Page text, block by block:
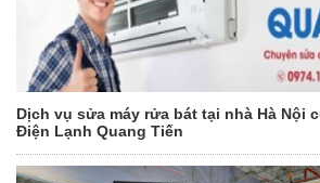
Dịch vụ sửa máy rửa bát tại nhà Hà Nội
Điện Lạnh Quang Tiến